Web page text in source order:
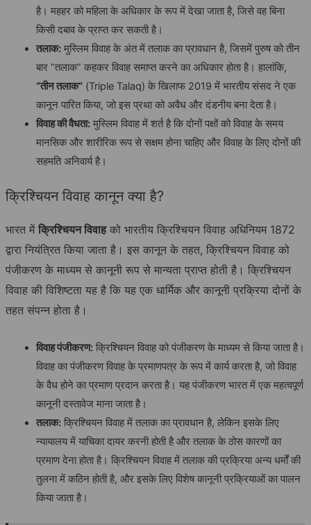
है। महहर को महिला के अधिकार के रूप में देखा जाता है, जिसे वह बिना
किसी दबाव के प्राप्त कर सकती है।
तलाक:मुस्लिम विवाह के अंत में तलाक का प्रावधान है, जिसमें पुरुष को तीन
बार “तलाक” कहकर विवाह समाप्त करने का अधिकार होता है। हालांकि,
“तीनतलाक“(Triple Talaq) के खिलाफ 2019 में भारतीय संसद ने एक
कानून पारित किया, जो इस प्रथा को अवैध और दंडनीय बना देता है।
विवाहकीवैधता:मुस्लिम विवाह में शर्त है कि दोनों पक्षों को विवाह के समय
मानसिक और शारीरिक रूप से सक्षम होना चाहिए और विवाह के लिए दोनों की
सहमति अनिवार्य है।
क्रिश्चियन विवाह कानून क्या है?
भारत में क्रिश्चियन विवाहको भारतीय क्रिश्चियन विवाह अधिनियम 1872
द्वारा नियंत्रित किया जाता है। इस कानून के तहत, क्रिश्चियन विवाह को
पंजीकरण के माध्यम से कानूनी रूप से मान्यता प्राप्त होती है। क्रिश्चियन
विवाह की विशिष्टता यह है कि यह एक धार्मिक और कानूनी प्रक्रिया दोनों के
तहत संपन्न होता है।
विवाहपंजीकरण:क्रिश्चियन विवाह को पंजीकरण के माध्यम से किया जाता है।
विवाह का पंजीकरण विवाह के प्रमाणपत्र के रूप में कार्य करता है, जो विवाह
के वैध होने का प्रमाण प्रदान करता है। यह पंजीकरण भारत में एक महत्वपूर्ण
कानूनी दस्तावेज माना जाता है।
तलाक:क्रिश्चियन विवाह में तलाक का प्रावधान है, लेकिन इसके लिए
न्यायालय में याचिका दायर करनी होती है और तलाक के ठोस कारणों का
प्रमाण देना होता है। क्रिश्चियन विवाह में तलाक की प्रक्रिया अन्य धर्मों की
तुलना में कठिन होती है, और इसके लिए विशेष कानूनी प्रक्रियाओं का पालन
किया जाता है।